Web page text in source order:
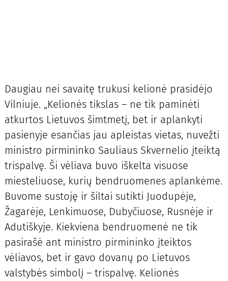
Daugiau nei savaitę trukusi kelionė prasidėjo
Vilniuje. „Kelionės tikslas – ne tik paminėti
atkurtos Lietuvos šimtmetį, bet ir aplankyti
pasienyje esančias jau apleistas vietas, nuvežti
ministro pirmininko Sauliaus Skvernelio įteiktą
trispalvę. Ši vėliava buvo iškelta visuose
miesteliuose, kurių bendruomenes aplankėme.
Buvome sustoję ir šiltai sutikti Juodupėje,
Žagarėje, Lenkimuose, Dubyčiuose, Rusnėje ir
Adutiškyje. Kiekviena bendruomenė ne tik
pasirašė ant ministro pirmininko įteiktos
vėliavos, bet ir gavo dovanų po Lietuvos
valstybės simbolį – trispalvę. Kelionės